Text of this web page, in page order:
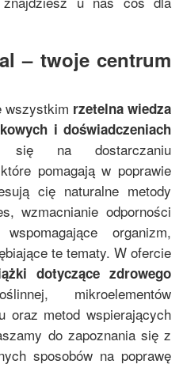
– twoje centrum
wszystkim rzetelna wiedza
i doświadczeniach
się na dostarczaniu
pomagają w poprawie
cię naturalne metody
wzmacnianie odporności
organizm,
te tematy. W ofercie
dotyczące zdrowego
mikroelementów
oraz metod wspierających
do zapoznania się z
sposobów na poprawę